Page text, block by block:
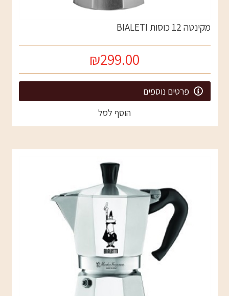
מקינטה 12 כוסות BIALETI
₪299.00
פרטים נוספים
הוסף לסל